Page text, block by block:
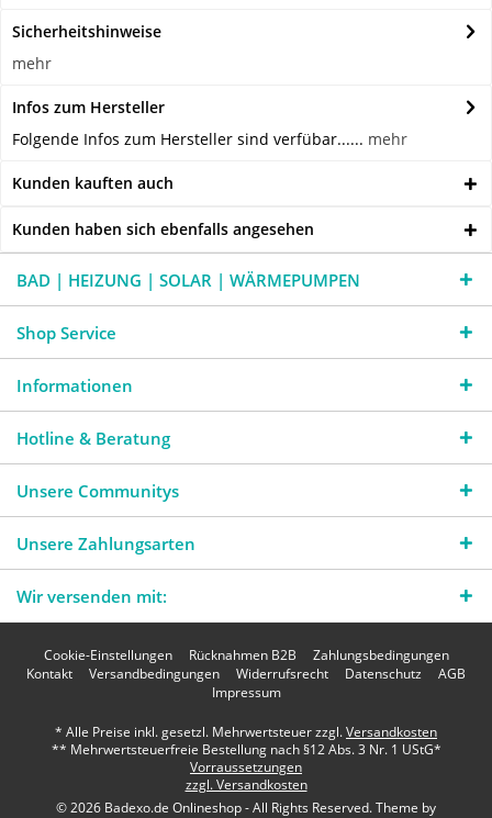
Sicherheitshinweise
mehr
Infos zum Hersteller
Folgende Infos zum Hersteller sind verfübar...... mehr
Kunden kauften auch
Kunden haben sich ebenfalls angesehen
BAD | HEIZUNG | SOLAR | WÄRMEPUMPEN
Shop Service
Informationen
Hotline & Beratung
Unsere Communitys
Unsere Zahlungsarten
Wir versenden mit:
Cookie-Einstellungen Rücknahmen B2B
Zahlungsbedingungen
Kontakt
Versandbedingungen Widerrufsrecht Datenschutz
AGB
Impressum
* Alle Preise inkl. gesetzl. Mehrwertsteuer zzgl.Versandkosten
** Mehrwertsteuerfreie Bestellung nach §12 Abs. 3 Nr. 1 UStG*
Vorraussetzungen
zzgl. Versandkosten
© 2026 Badexo.de Onlineshop - All Rights Reserved. Theme by